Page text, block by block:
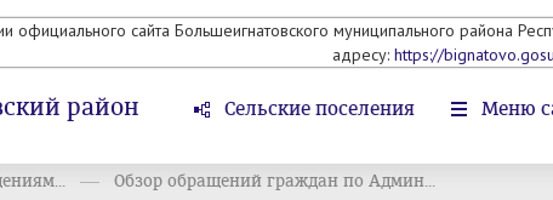
официального сайта Большеигнатовского муниципального района
адресу: https://
район Сельские поселения Меню
Обзор обращений граждан по Админ...